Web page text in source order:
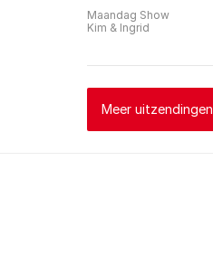
Maandag Show
Kim & Ingrid
Meer uitzendingen